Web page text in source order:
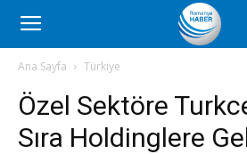
Romanya
Haber
Ana Sayfa Türkiye
Özel Sektöre
Sıra Holdinglere